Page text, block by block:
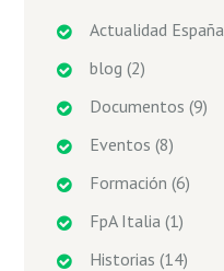
Actualidad España
blog (2)
Documentos (9)
Eventos (8)
Formación (6)
FpA Italia (1)
Historias (14)